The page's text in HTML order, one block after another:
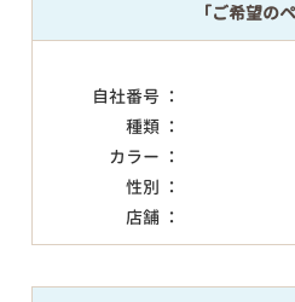
「ご希望の
自社番号 ：
種類 ：
カラー ：
性別 ：
店舗 ：